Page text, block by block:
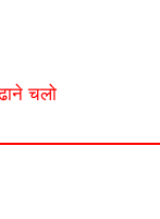
चलो